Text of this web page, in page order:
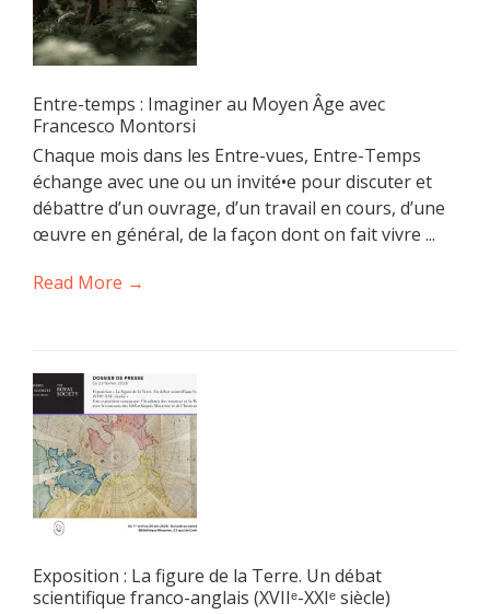
Entre-temps : Imaginer au Moyen Âge avec
Francesco Montorsi
Chaque mois dans les Entre-vues, Entre-Temps
échange avec une ou un invité•e pour discuter et
débattre d’un ouvrage, d’un travail en cours, d’une
œuvre en général, de la façon dont on fait vivre ...
Read More →
Exposition : La figure de la Terre. Un débat
scientifique franco-anglais (XVIIᵉ-XXIᵉ siècle)